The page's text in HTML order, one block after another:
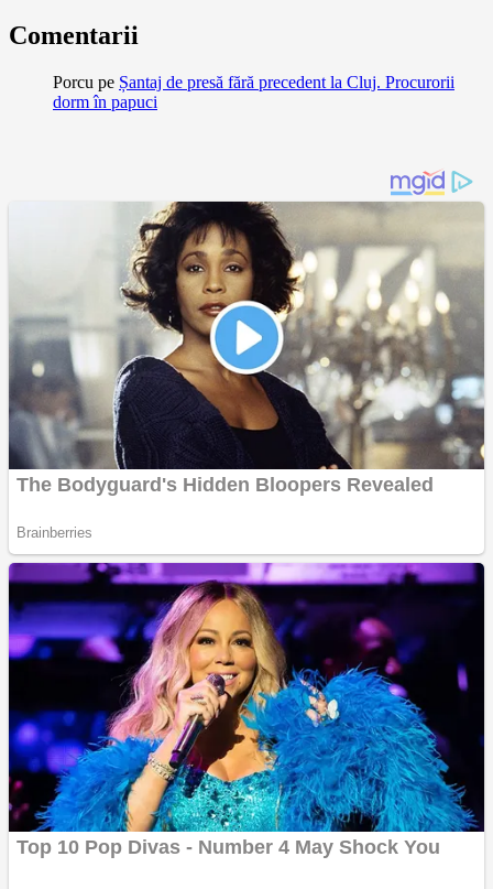
Comentarii
Porcu pe Șantaj de presă fără precedent la Cluj. Procurorii
dorm în papuci